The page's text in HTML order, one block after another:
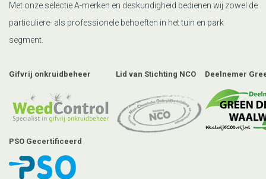
Met onze selectie A-merken en deskundigheid bedienen wij zowel de
particuliere- als professionele behoeften in het tuin en park
segment.
Gifvrij onkruidbeheer Lid van Stichting NCO Deelnemer
PSO Gecertificeerd